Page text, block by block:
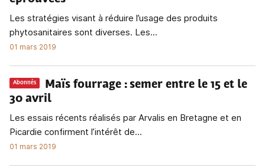
Les stratégies visant à réduire l’usage des produits
phytosanitaires sont diverses. Les...
01 mars 2019
Abonnés Maïs fourrage : semer entre le 15 et le
30 avril
Les essais récents réalisés par Arvalis en Bretagne et en
Picardie confirment l’intérêt de...
01 mars 2019